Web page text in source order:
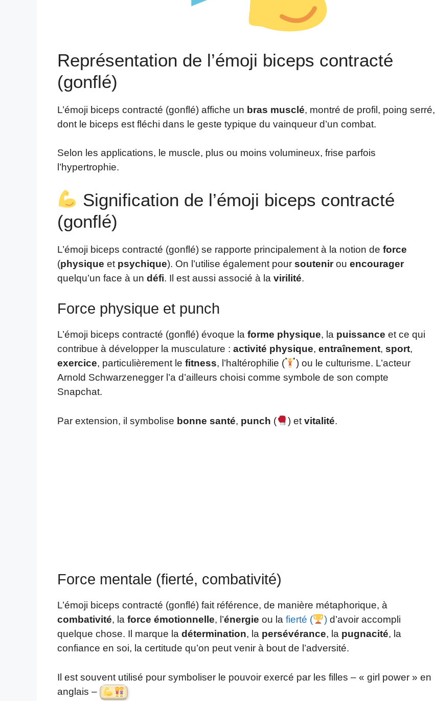
Représentation de l’émoji biceps contracté
(gonflé)
L’émoji biceps contracté (gonflé) affiche un bras musclé, montré de profil, poing serré,
dont le biceps est fléchi dans le geste typique du vainqueur d’un combat.
Selon les applications, le muscle, plus ou moins volumineux, frise parfois
l’hypertrophie.
Signification de l’émoji biceps contracté
(gonflé)
L’émoji biceps contracté (gonflé) se rapporte principalement à la notion de force
(physique et psychique). On l’utilise également pour soutenirou encourager
quelqu’un face à un défi. Il est aussi associé à la virilité.
Force physique et punch
L’émoji biceps contracté (gonflé) évoque la forme physique, la puissance et ce qui
contribue à développer la musculature : activité physique, entraînement, sport,
exercice, particulièrement le fitness, l’haltérophilie (
) ou le culturisme. L’acteur
Arnold Schwarzenegger l’a d’ailleurs choisi comme symbole de son compte
Snapchat.
Par extension, il symbolise bonne santé, punch ( ) etvitalité.
Force mentale (fierté, combativité)
L’émoji biceps contracté (gonflé) fait référence, de manière métaphorique, à
combativité, la force émotionnelle, l’énergie ou la fierté ( )d’avoir accompli
quelque chose. Il marque la détermination, la persévérance, la pugnacité, la
confiance en soi, la certitude qu’on peut venir à bout de l’adversité.
Il est souvent utilisé pour symboliser le pouvoir exercé par les filles – « girl power » en
anglais –